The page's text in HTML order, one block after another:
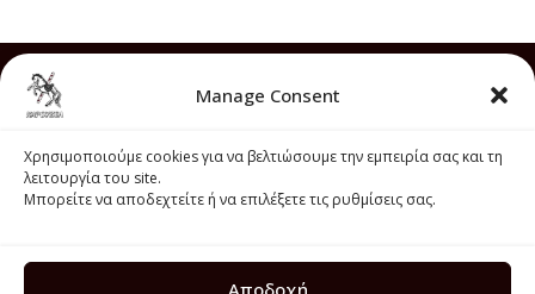
Manage Consent
Χρησιμοποιούμε cookies για να βελτιώσουμε την εμπειρία σας και τη
λειτουργία του site.
Μπορείτε να αποδεχτείτε ή να επιλέξετε τις ρυθμίσεις σας.
Αποδοχή
Επικοινωνία
Όροι Χρήσης
Τρόποι Αποστολής
Πολιτική Επιστροφών